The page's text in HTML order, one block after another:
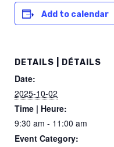
Add to calendar
DETAILS | DÉTAILS
Date:
2025-10-02
Time | Heure:
9:30 am - 11:00 am
Event Category: